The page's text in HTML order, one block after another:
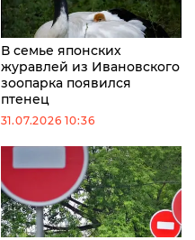
В семье японских
журавлей из Ивановского
зоопарка появился
птенец
31.07.2026 10:36